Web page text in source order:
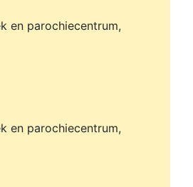
en parochiecentrum,
en parochiecentrum,